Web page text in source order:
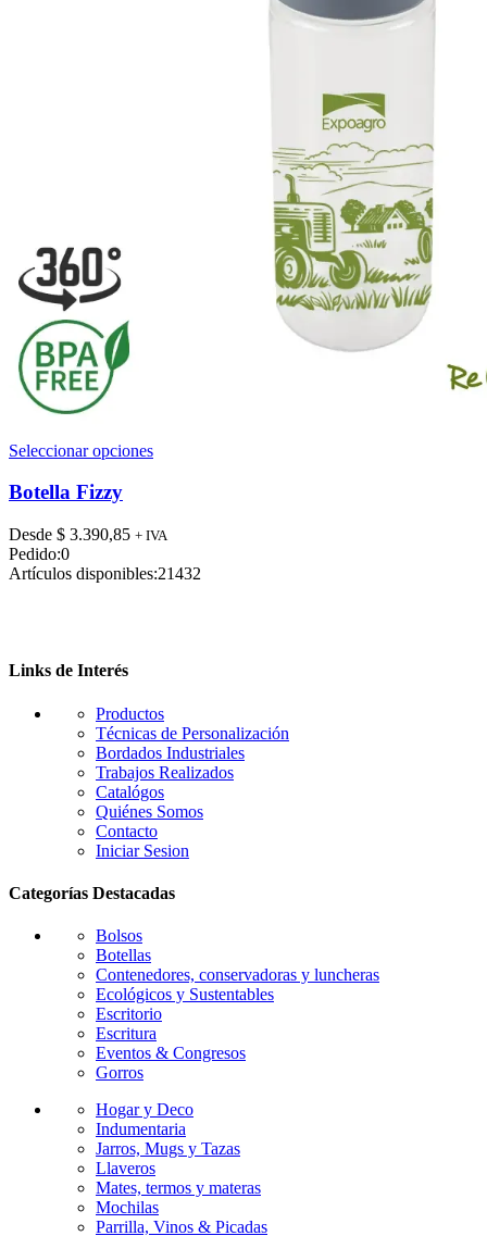
Seleccionar opcionesEste
variantes.
opciones
producto
Botella Fizzy
Desde $ 3.390,85 + IVA
Pedido:0
Artículos disponibles:21432
Links de Interés
Productos
Técnicas de Personalización
Bordados Industriales
Trabajos Realizados
Catalógos
Quiénes Somos
Contacto
Iniciar Sesion
Categorías Destacadas
Bolsos
Botellas
Contenedores, conservadoras y luncheras
Ecológicos y Sustentables
Escritorio
Escritura
Eventos & Congresos
Gorros
Hogar y Deco
Indumentaria
Jarros, Mugs y Tazas
Llaveros
Mates, termos y materas
Mochilas
Parrilla, Vinos & Picadas